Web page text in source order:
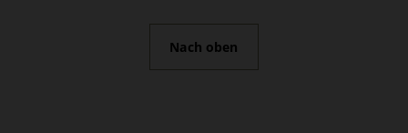
Nach oben